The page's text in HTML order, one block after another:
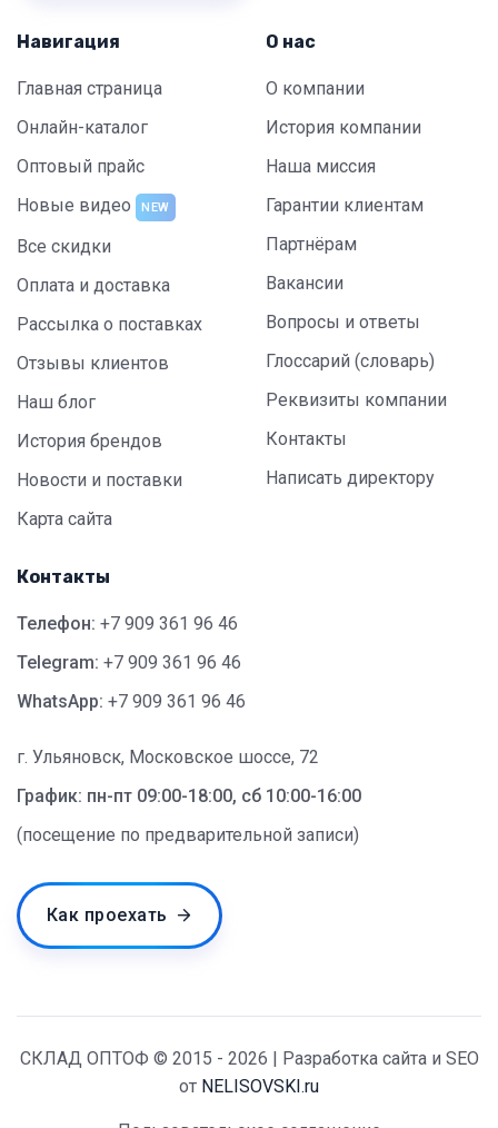
Навигация
Главная страница
Онлайн-каталог
Оптовый прайс
Новые видео
NEW
Все скидки
Оплата и доставка
Рассылка о поставках
Отзывы клиентов
Наш блог
История брендов
Новости и поставки
Карта сайта
О нас
О компании
История компании
Наша миссия
Гарантии клиентам
Партнёрам
Вакансии
Вопросы и ответы
Глоссарий (словарь)
Реквизиты компании
Контакты
Написать директору
Контакты
Телефон: +7 909 361 96 46
Telegram: +7 909 361 96 46
WhatsApp: +7 909 361 96 46
г. Ульяновск, Московское шоссе, 72
График: пн-пт 09:00-18:00, сб 10:00-16:00
(посещение по предварительной записи)
Как проехать
СКЛАД ОПТОФ © 2015 - 2026 | Разработка сайта и SEO
от NELISOVSKI.ru